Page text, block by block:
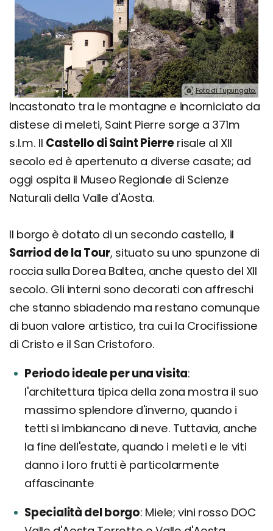
Foto di Tupungato.
Incastonato tra le montagne e incorniciato da
distese di meleti, Saint Pierre sorge a 371m
s.l.m. Il Castello di Saint Pierrerisale al XII
secolo ed è apertenuto a diverse casate; ad
oggi ospita il Museo Regionale di Scienze
Naturali della Valle d'Aosta.
Il borgo è dotato di un secondo castello, il
Sarriod de la Tour, situato su uno spunzone di
roccia sulla Dorea Baltea, anche questo del XII
secolo. Gli interni sono decorati con affreschi
che stanno sbiadendo ma restano comunque
di buon valore artistico, tra cui la Crocifissione
di Cristo e il San Cristoforo.
Periodo ideale per una visita
l'architettura tipica della zona mostra il suo
massimo splendore d'inverno, quando i
tetti si imbiancano di neve. Tuttavia, anche
la fine dell'estate, quando i meleti e le viti
danno i loro frutti è particolarmente
affascinante
Specialità del borgo Miele; vini rosso DOC